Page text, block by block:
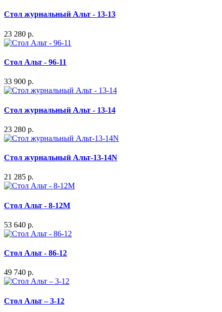
Стол журнальный Альт - 13-13
23 280 р.
Стол Альт - 96-11
33 900 р.
Стол журнальный Альт - 13-14
23 280 р.
Стол журнальный Альт-13-14N
21 285 р.
Стол Альт - 8-12М
53 640 р.
Стол Альт - 86-12
49 740 р.
Стол Альт – 3-12